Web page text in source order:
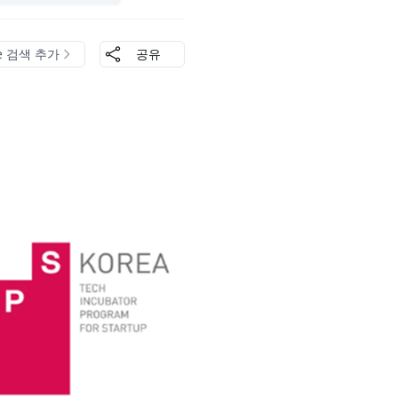
검색 추가 공유